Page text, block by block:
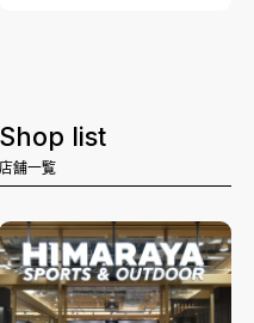
Shop list
店舗一覧